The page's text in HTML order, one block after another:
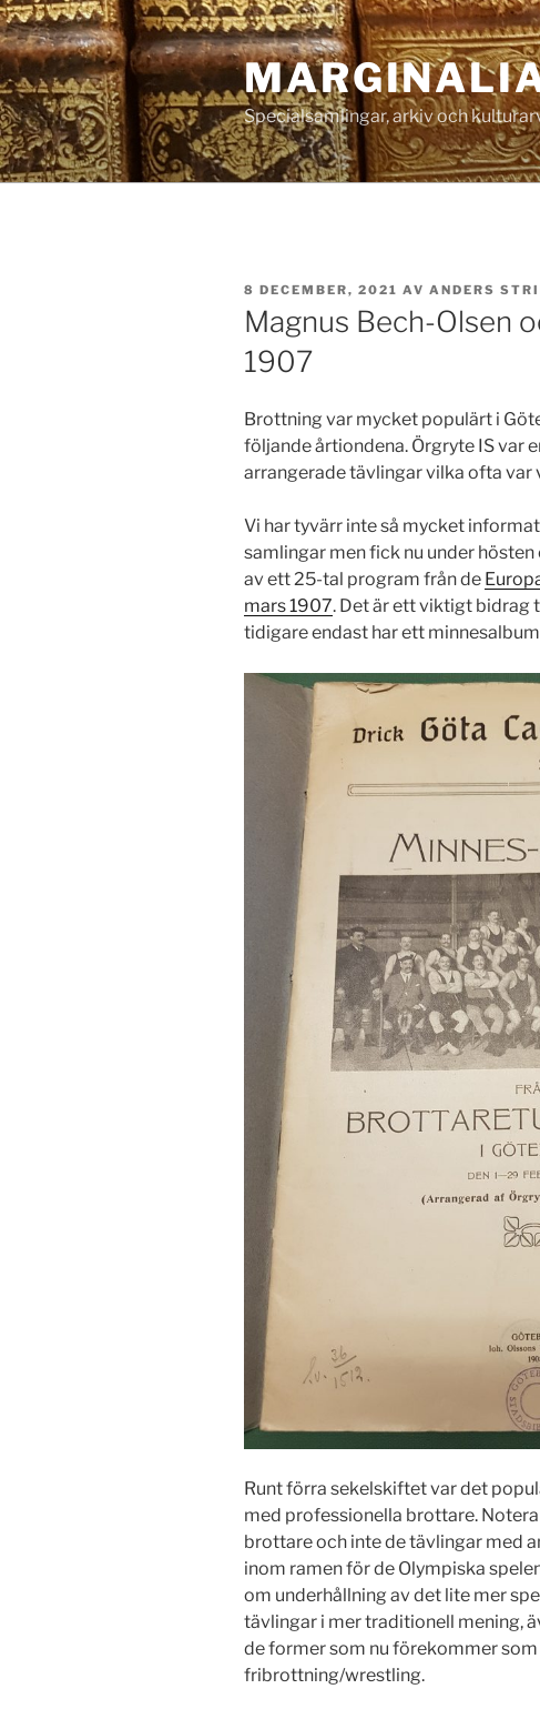
Hoppa
till
innehåll
Specialsamlingar, arkiv och
PUBLICERAT
8 DECEMBER, 2021 AV ANDERS
Magnus Bech-Olsen
1907
Brottning var mycket populärt i
följande årtiondena. Örgryte IS var
arrangerade tävlingar vilka ofta
Vi har tyvärr inte så mycket
samlingar men fick nu under
av ett 25-tal program från de
mars 1907. Det är ett viktigt bidrag
tidigare endast har ett
Runt förra sekelskiftet var det
med professionella brottare.
brottare och inte de tävlingar med
inom ramen för de Olympiska
om underhållning av det lite mer
tävlingar i mer traditionell mening,
de former som nu förekommer
fribrottning/wrestling.